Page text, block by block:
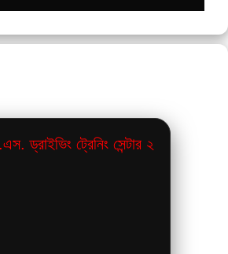
ড্রাইভিং ট্রেনিং সেন্টার ২